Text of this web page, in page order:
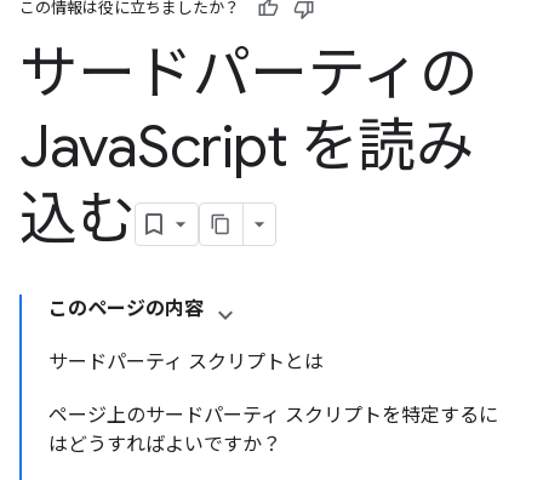
この情報は役に立ちましたか？
サードパーティの
JavaScript を読み
込む
このページの内容
サードパーティ スクリプトとは
ページ上のサードパーティ スクリプトを特定するに
はどうすればよいですか？